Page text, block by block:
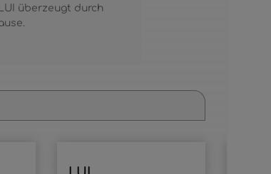
überzeugt durch